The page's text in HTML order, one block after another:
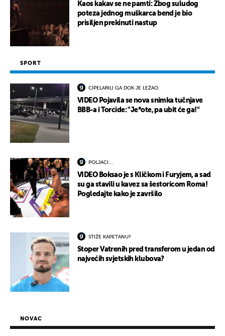
Kaos kakav se ne pamti: Zbog suludog
poteza jednog muškarca bend je bio
prisiljen prekinuti nastup
SPORT
CIPELARILI GA DOK JE LEŽAO
VIDEO Pojavila se nova snimka tučnjave
BBB-a i Torcide: "Je*ote, pa ubit će ga!"
POLJACI...
VIDEO Boksao je s Kličkom i Furyjem, a sad
su ga stavili u kavez sa šestoricom Roma!
Pogledajte kako je završilo
STIŽE KAPETANU?
Stoper Vatrenih pred transferom u jedan od
najvećih svjetskih klubova?
NOVAC